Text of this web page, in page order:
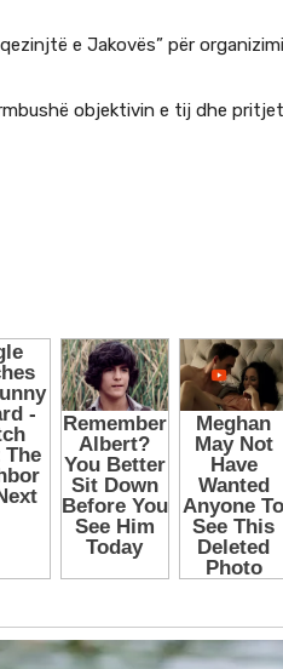
e Jakovës” për
objektivin e tij dhe